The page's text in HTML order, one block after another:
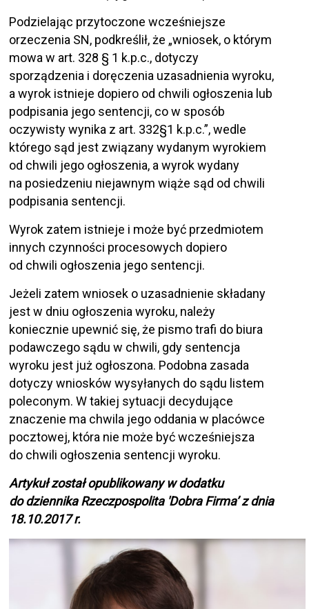
Podzielając przytoczone wcześniejsze
orzeczenia SN, podkreślił, że „wniosek, o którym
mowa w art. 328 § 1 k.p.c., dotyczy
sporządzenia i doręczenia uzasadnienia wyroku,
a wyrok istnieje dopiero od chwili ogłoszenia lub
podpisania jego sentencji, co w sposób
oczywisty wynika z art. 332§1 k.p.c.”, wedle
którego sąd jest związany wydanym wyrokiem
od chwili jego ogłoszenia, a wyrok wydany
na posiedzeniu niejawnym wiąże sąd od chwili
podpisania sentencji.
Wyrok zatem istnieje i może być przedmiotem
innych czynności procesowych dopiero
od chwili ogłoszenia jego sentencji.
Jeżeli zatem wniosek o uzasadnienie składany
jest w dniu ogłoszenia wyroku, należy
koniecznie upewnić się, że pismo trafi do biura
podawczego sądu w chwili, gdy sentencja
wyroku jest już ogłoszona. Podobna zasada
dotyczy wniosków wysyłanych do sądu listem
poleconym. W takiej sytuacji decydujące
znaczenie ma chwila jego oddania w placówce
pocztowej, która nie może być wcześniejsza
do chwili ogłoszenia sentencji wyroku.
Artykuł został opublikowany w dodatku
do dziennika Rzeczpospolita 'Dobra Firma’ z dnia
18.10.2017 r.